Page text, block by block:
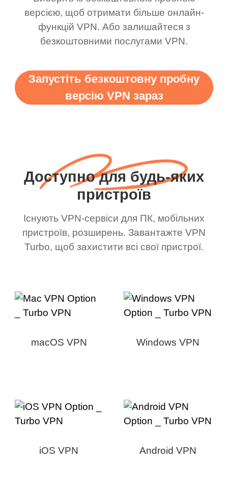
версією, щоб отримати більше онлайн-
функцій VPN. Або залишайтеся з
безкоштовними послугами VPN.
Запустіть безкоштовну пробну
версію VPN зараз
Доступно для будь-яких
пристроїв
Існують VPN-сервіси для ПК, мобільних
пристроїв, розширень. Завантажте VPN
Turbo, щоб захистити всі свої пристрої.
macOS VPN Windows VPN
iOS VPN Android VPN